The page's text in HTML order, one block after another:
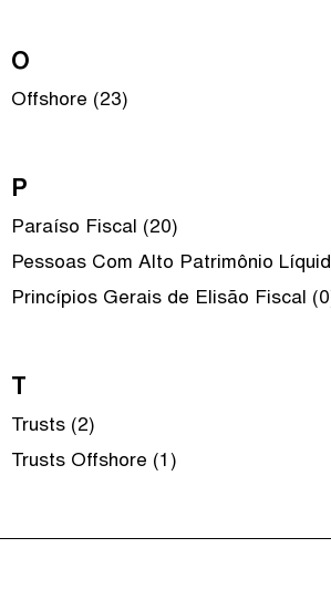
O
Offshore (23)
P
Paraíso Fiscal (20)
Princípios Gerais de
T
Trusts (2)
Trusts Offshore (1)